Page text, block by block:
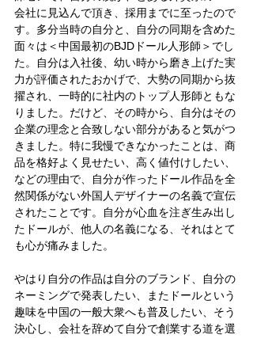
会社に見込んで頂き、採用までに至ったので
す。多分当時の自分と、自分の同期を含めた
面々は＜中国最初のBJDドール人形師＞でし
た。自分は入社後、幼い時から磨き上げた実
力が評価されたおかげで、大勢の同期から抜
擢され、一時的に社内のトップ人形師ともな
りました。だけど、その時から、自分はその
企業の理念と合致しない部分があると気がつ
きました。特に我慢できなかったことは、商
品を格好よく見せたい、高く値付けしたい、
などの理由で、自分が作ったドール作品を全
然関係がない外国人デザイナーの名義で宣伝
されたことです。自分が心血を注ぎ生み出し
たドールが、他人の名義になる、それはとて
も心が痛みました。
やはり自分の作品は自分のブランド、自分の
ネーミングで発表したい、またドールという
趣味を中国の一般大衆へも普及したい、そう
決心し、会社を辞めて自分で創業する道を選